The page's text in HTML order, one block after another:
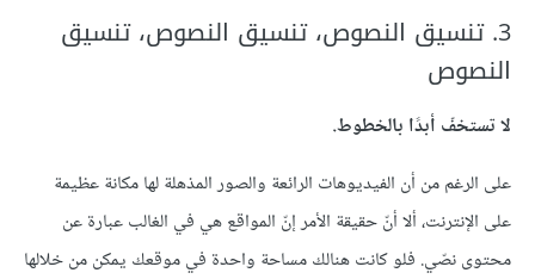
3. تنسيق النصوص، تنسيق النصوص، تنسيق
النصوص
لا تستخفّ أبدًا بالخطوط.
على الرغم من أن الفيديوهات الرائعة والصور المذهلة لها مكانة عظيمة
على الإنترنت، ألا أنّ حقيقة الأمر إنّ المواقع هي في الغالب عبارة عن
محتوى نصّي. فلو كانت هنالك مساحة واحدة في موقعك يمكن من خلالها